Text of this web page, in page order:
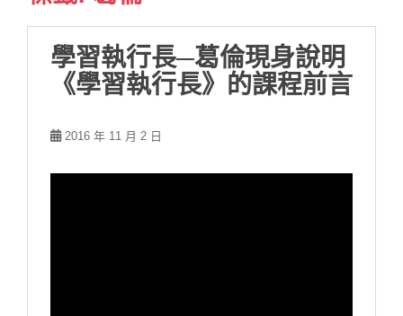
學習執行長─葛倫現身說明
《學習執行長》的課程前言
2016 年 11 月 2 日